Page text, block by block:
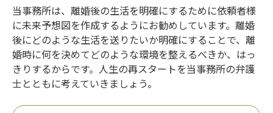
当事務所は、離婚後の生活を明確にするために依頼者様
に未来予想図を作成するようにお勧めしています。離婚
後にどのような生活を送りたいか明確にすることで、離
婚時に何を決めてどのような環境を整えるべきか、はっ
きりするからです。人生の再スタートを当事務所の弁護
士とともに考えていきましょう。